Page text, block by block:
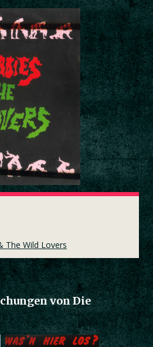
The Wild Lovers
von Die